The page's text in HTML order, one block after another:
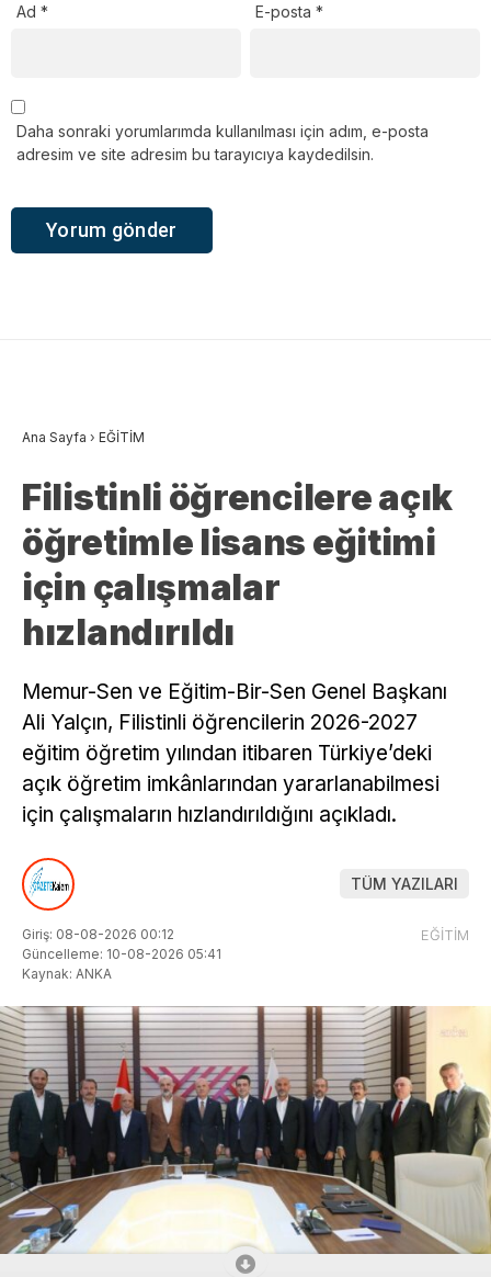
Ad * E-posta*
Daha sonraki yorumlarımda kullanılması için adım, e-posta
adresim ve site adresim bu tarayıcıya kaydedilsin.
Ana Sayfa › EĞİTİM
Filistinli öğrencilere açık
öğretimle lisans eğitimi
için çalışmalar
hızlandırıldı
Memur-Sen ve Eğitim-Bir-Sen Genel Başkanı
Ali Yalçın, Filistinli öğrencilerin 2026-2027
eğitim öğretim yılından itibaren Türkiye’deki
açık öğretim imkânlarından yararlanabilmesi
için çalışmaların hızlandırıldığını açıkladı.
TÜM YAZILARI
Giriş: 08-08-2026 00:12
Güncelleme: 10-08-2026 05:41
Kaynak: ANKA
EĞİTİM